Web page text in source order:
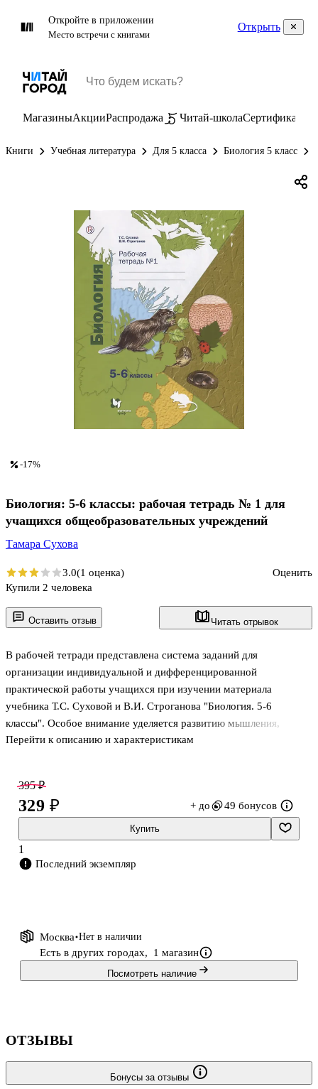
Откройте в приложении
Место встречи с книгами
Открыть
МагазиныАкцииРаспродажа Читай-школаСертификаты
Книги Учебная литература Для 5 класса Биология 5 класс
Оставить отзыв Читать отрывок
В рабочей тетради представлена система заданий для
организации индивидуальной и дифференцированной
практической работы учащихся при изучении материала
учебника Т.С. Суховой и В.И. Строганова "Биология. 5-6
классы". Особое внимание уделяется развитию мышления,
учебной деятельности, исследовательских навыков и умений
Перейти к описанию и характеристикам
-17%
Биология: 5-6 классы: рабочая тетрадь № 1 для
учащихся общеобразовательных учреждений
Тамара Сухова
3.0(1 оценка)
Оценить
Купили 2 человека
395 ₽
329 ₽ + до 49 бонусов
Купить
1
Последний экземпляр
Москва Нет в наличии
Есть в других городах, 1 магазин
Посмотреть наличие
ОТЗЫВЫ
Бонусы за отзывы